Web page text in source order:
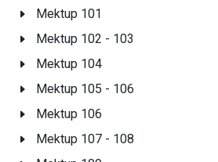
Mektup 101
Mektup 102 - 103
Mektup 104
Mektup 105 - 106
Mektup 106
Mektup 107 - 108